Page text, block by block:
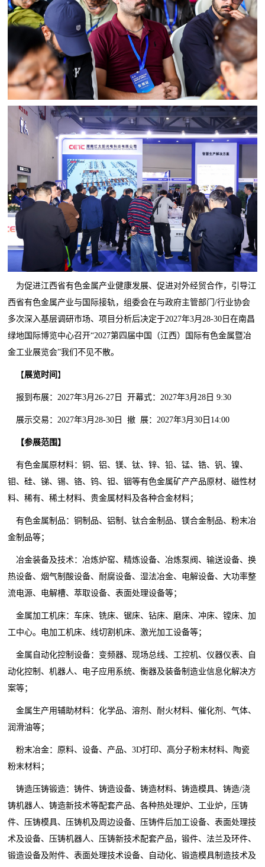
为促进江西省有色金属产业健康发展、促进对外经贸合作，引导江
西省有色金属产业与国际接轨，组委会在与政府主管部门/行业协会
多次深入基层调研市场、项目分析后决定于2027年3月28-30日在南昌
绿地国际博览中心召开“2027第四届中国（江西）国际有色金属暨冶
金工业展览会”我们不见不散。
【展览时间 】
报到布展：2027年3月26-27日 开幕式：2027年3月28日 9:30
展示交易：2027年3月28-30日 撤 展：2027年3月30日14:00
【参展范围】
有色金属原材料：铜、铝、镁、钛、锌、铅、锰、锆、钒、镍、
钼、硅、锑、锡、铬、钨、钽、铟等有色金属矿产产品原材、磁性材
料、稀有、稀土材料、贵金属材料及各种合金材料；
有色金属制品：铜制品、铝制、钛合金制品、镁合金制品、粉末冶
金制品等；
冶金装备及技术：冶炼炉窑、精炼设备、冶炼泵阀、输送设备、换
热设备、烟气制酸设备、耐腐设备、湿法冶金、电解设备、大功率整
流电源、电解槽、萃取设备、表面处理设备等；
金属加工机床：车床、铣床、锯床、钻床、磨床、冲床、镗床、加
工中心。电加工机床、线切割机床、激光加工设备等；
金属自动化控制设备：变频器、现场总线、工控机、仪器仪表、自
动化控制、机器人、电子应用系统、衡器及装备制造业信息化解决方
案等；
金属生产用辅助材料：化学品、溶剂、耐火材料、催化剂、气体、
润滑油等；
粉末冶金：原料、设备、产品、3D打印、高分子粉末材料、陶瓷
粉末材料；
铸造压铸锻造：铸件、铸造设备、铸造材料、铸造模具、铸造/浇
铸机器人、铸造新技术等配套产品、各种热处理炉、工业炉，压铸
件、压铸模具、压铸机及周边设备、压铸件后加工设备、表面处理技
术及设备、压铸机器人、压铸新技术配套产品，锻件、法兰及环件、
锻造设备及附件、表面处理技术设备、自动化、锻造模具制造技术及